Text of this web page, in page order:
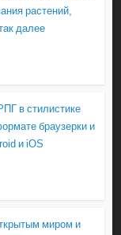
растений,
далее
в стилистике
браузерки и
и iOS
миром и